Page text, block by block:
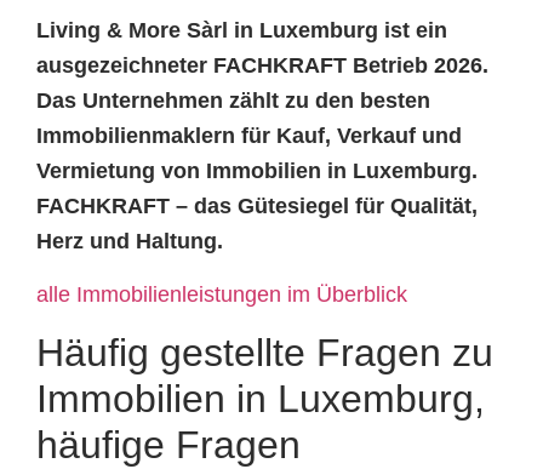
Living & More Sàrl in Luxemburg ist ein
ausgezeichneter FACHKRAFT Betrieb 2026.
Das Unternehmen zählt zu den besten
Immobilienmaklern für Kauf, Verkauf und
Vermietung von Immobilien in Luxemburg.
FACHKRAFT – das Gütesiegel für Qualität,
Herz und Haltung.
alle Immobilienleistungen im Überblick
Häufig gestellte Fragen zu
Immobilien in Luxemburg,
häufige Fragen